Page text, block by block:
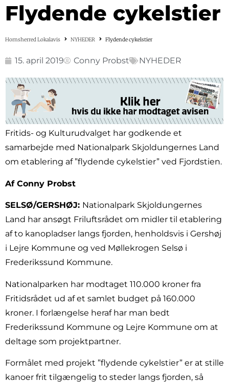
Flydende cykelstier
Hornsherred Lokalavis NYHEDER Flydende cykelstier
15. april 2019 Conny Probst NYHEDER
Fritids- og Kulturudvalget har godkende et
samarbejde med Nationalpark Skjoldungernes Land
om etablering af ”flydende cykelstier” ved Fjordstien.
Af Conny Probst
SELSØ/GERSHØJ: Nationalpark Skjoldungernes
Land har ansøgt Friluftsrådet om midler til etablering
af to kanopladser langs fjorden, henholdsvis i Gershøj
i Lejre Kommune og ved Møllekrogen Selsø i
Frederikssund Kommune.
Nationalparken har modtaget 110.000 kroner fra
Fritidsrådet ud af et samlet budget på 160.000
kroner. I forlængelse heraf har man bedt
Frederikssund Kommune og Lejre Kommune om at
deltage som projektpartner.
Formålet med projekt ”flydende cykelstier” er at stille
kanoer frit tilgængelig to steder langs fjorden, så